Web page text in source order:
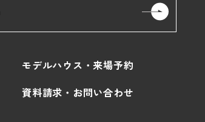
モデルハウス・来場予約
資料請求・お問い合わせ